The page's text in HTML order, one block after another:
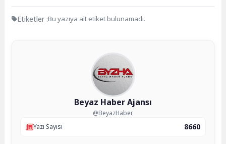
Etiketler :Bu yazıya ait etiket bulunamadı.
Beyaz Haber Ajansı
@BeyazHaber
Yazı Sayısı
8660